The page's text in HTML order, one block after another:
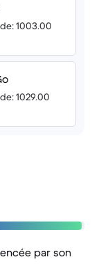
1003.00
1029.00
par son